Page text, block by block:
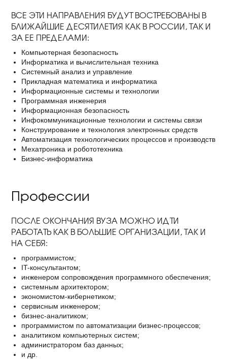
ВСЕ ЭТИ НАПРАВЛЕНИЯ БУДУТ ВОСТРЕБОВАНЫ В
БЛИЖАЙШИЕ ДЕСЯТИЛЕТИЯ КАК В РОССИИ, ТАК И
ЗА ЕЕ ПРЕДЕЛАМИ:
Компьютерная безопасность
Информатика и вычислительная техника
Системный анализ и управление
Прикладная математика и информатика
Информационные системы и технологии
Программная инженерия
Информационная безопасность
Инфокоммуникационные технологии и системы связи
Конструирование и технология электронных средств
Автоматизация технологических процессов и производств
Мехатроника и робототехника
Бизнес-информатика
Профессии
ПОСЛЕ ОКОНЧАНИЯ ВУЗА МОЖНО ИДТИ
РАБОТАТЬ КАК В БОЛЬШИЕ ОРГАНИЗАЦИИ, ТАК И
НА СЕБЯ:
программистом;
IT-консультантом;
инженером сопровождения программного обеспечения;
системным архитектором;
экономистом-кибернетиком;
сервисным инженером;
бизнес-аналитиком;
программистом по автоматизации бизнес-процессов;
аналитиком компьютерных систем;
администратором баз данных;
и др.